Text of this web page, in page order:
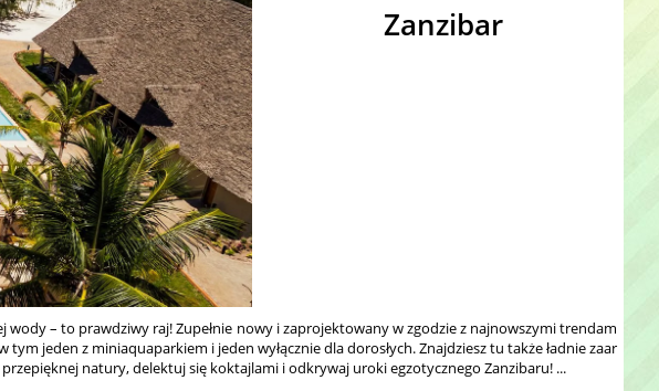
Zanzibar
– to prawdziwy raj! Zupełnie nowy i zaprojektowany w zgodzie z najnowszymi trendam
jeden z miniaquaparkiem i jeden wyłącznie dla dorosłych. Znajdziesz tu także ładnie zaar
natury, delektuj się koktajlami i odkrywaj uroki egzotycznego Zanzibaru! ...